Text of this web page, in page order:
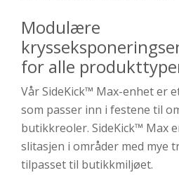
Modulære
for alle
Vår SideKick™ Max-enhet er
som passer inn i festene til
butikkreoler. SideKick™ Max
slitasjen i områder med mye
tilpasset til butikkmiljøet.